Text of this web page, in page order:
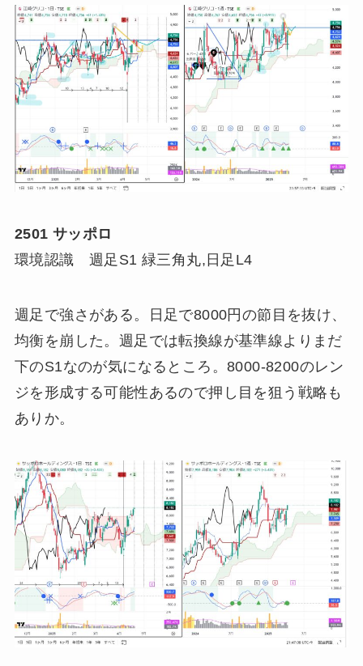
2501 サッポロ
環境認識 週足S1 緑三角丸,日足L4
週足で強さがある。日足で8000円の節目を抜け、
均衡を崩した。週足では転換線が基準線よりまだ
下のS1なのが気になるところ。8000-8200のレン
ジを形成する可能性あるので押し目を狙う戦略も
ありか。